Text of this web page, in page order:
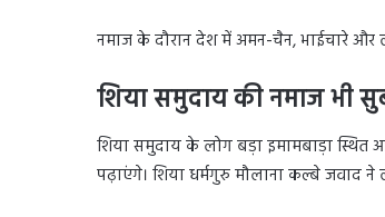
नमाज के दौरान देश में अमन-चैन, भाईचारे और
शिया समुदाय की नमाज भी
शिया समुदाय के लोग बड़ा इमामबाड़ा स्थित
पढ़ाएंगे। शिया धर्मगुरु मौलाना कल्बे जवाद